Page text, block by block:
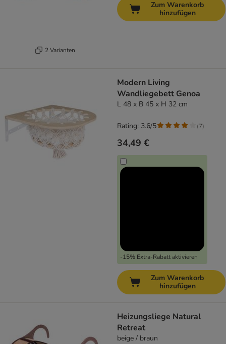
2 Varianten
Zum Warenkorb
hinzufügen
Modern Living
Wandliegebett Genoa
L 48 x B 45 x H 32 cm
34,49 €
-15% Extra-Rabatt aktivieren
Rating: 3.6/5 (7)
Zum Warenkorb
hinzufügen
Heizungsliege Natural
Retreat
beige / braun